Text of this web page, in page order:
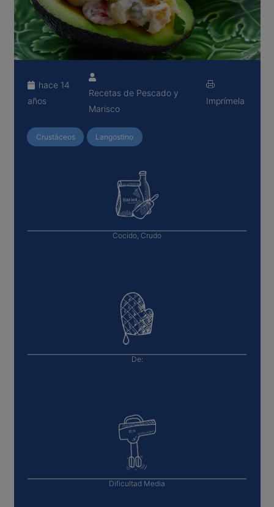
hace 14
años
Recetas de Pescado y
Marisco
Imprímela
Crustáceos Langostino
Cocido, Crudo
De:
Dificultad Media